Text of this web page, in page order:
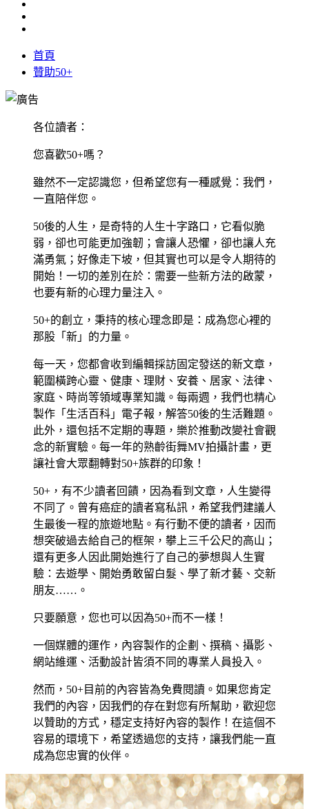
首頁
贊助50+
各位讀者：
您喜歡50+嗎？
雖然不一定認識您，但希望您有一種感覺：我們，
一直陪伴您。
50後的人生，是奇特的人生十字路口，它看似脆
弱，卻也可能更加強韌；會讓人恐懼，卻也讓人充
滿勇氣；好像走下坡，但其實也可以是令人期待的
開始！一切的差別在於：需要一些新方法的啟蒙，
也要有新的心理力量注入。
50+的創立，秉持的核心理念即是：成為您心裡的
那股「新」的力量。
每一天，您都會收到編輯採訪固定發送的新文章，
範圍橫跨心靈、健康、理財、安養、居家、法律、
家庭、時尚等領域專業知識。每兩週，我們也精心
製作「生活百科」電子報，解答50後的生活難題。
此外，還包括不定期的專題，樂於推動改變社會觀
念的新實驗。每一年的熟齡街舞MV拍攝計畫，更
讓社會大眾翻轉對50+族群的印象！
50+，有不少讀者回饋，因為看到文章，人生變得
不同了。曾有癌症的讀者寫私訊，希望我們建議人
生最後一程的旅遊地點。有行動不便的讀者，因而
想突破過去給自己的框架，攀上三千公尺的高山；
還有更多人因此開始進行了自己的夢想與人生實
驗：去遊學、開始勇敢留白髮、學了新才藝、交新
朋友……。
只要願意，您也可以因為50+而不一樣！
一個媒體的運作，內容製作的企劃、撰稿、攝影、
網站維運、活動設計皆須不同的專業人員投入。
然而，50+目前的內容皆為免費閱讀。如果您肯定
我們的內容，因我們的存在對您有所幫助，歡迎您
以贊助的方式，穩定支持好內容的製作！在這個不
容易的環境下，希望透過您的支持，讓我們能一直
成為您忠實的伙伴。